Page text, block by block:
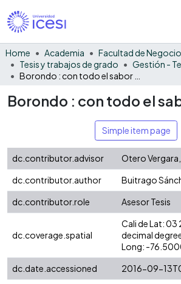
Home Academia
Tesis y trabajos de grado
Gestión -
Borondo : con todo el
Simple item page
dc.contributor.advisor
Otero
dc.contributor.author
Buitrago
dc.contributor.role
Asesor Tesis
dc.coverage.spatial
Cali de Lat:
decimal
Long: -
dc.date.accessioned
2016-09-